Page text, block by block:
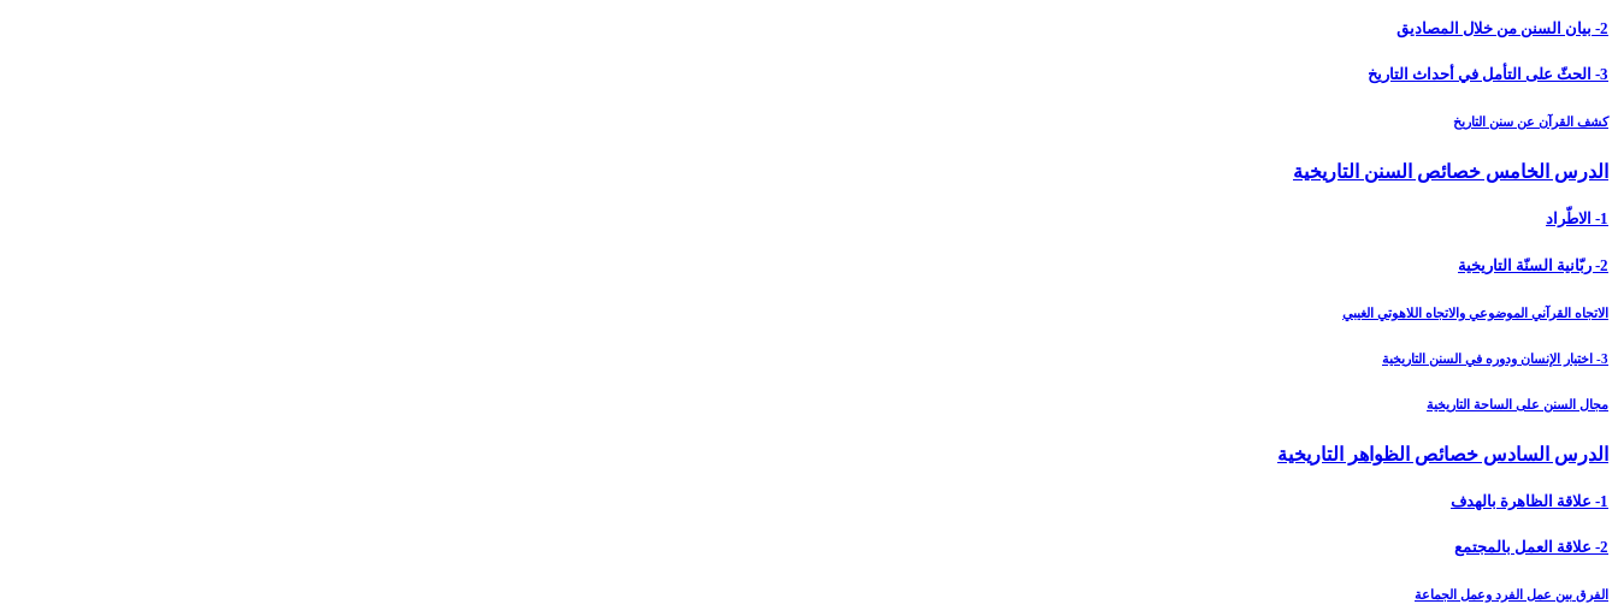
2- بيان السنن من خلال المصاديق
3- الحثّ على التأمل في أحداث التاريخ
كشف القرآن عن سنن التاريخ
الدرس الخامس‏ خصائص السنن التاريخية
1- الاطّراد
2- ربّانية السنّة التاريخية
الاتجاه القرآني الموضوعي والاتجاه اللاهوتي الغيبي
3- اختيار الإنسان ودوره في السنن التاريخية
مجال السنن على الساحة التاريخية
الدرس السادس خصائص الظواهر التاريخية
1- علاقة الظاهرة بالهدف
2- علاقة العمل بالمجتمع
الفرق بين عمل الفرد وعمل الجماعة